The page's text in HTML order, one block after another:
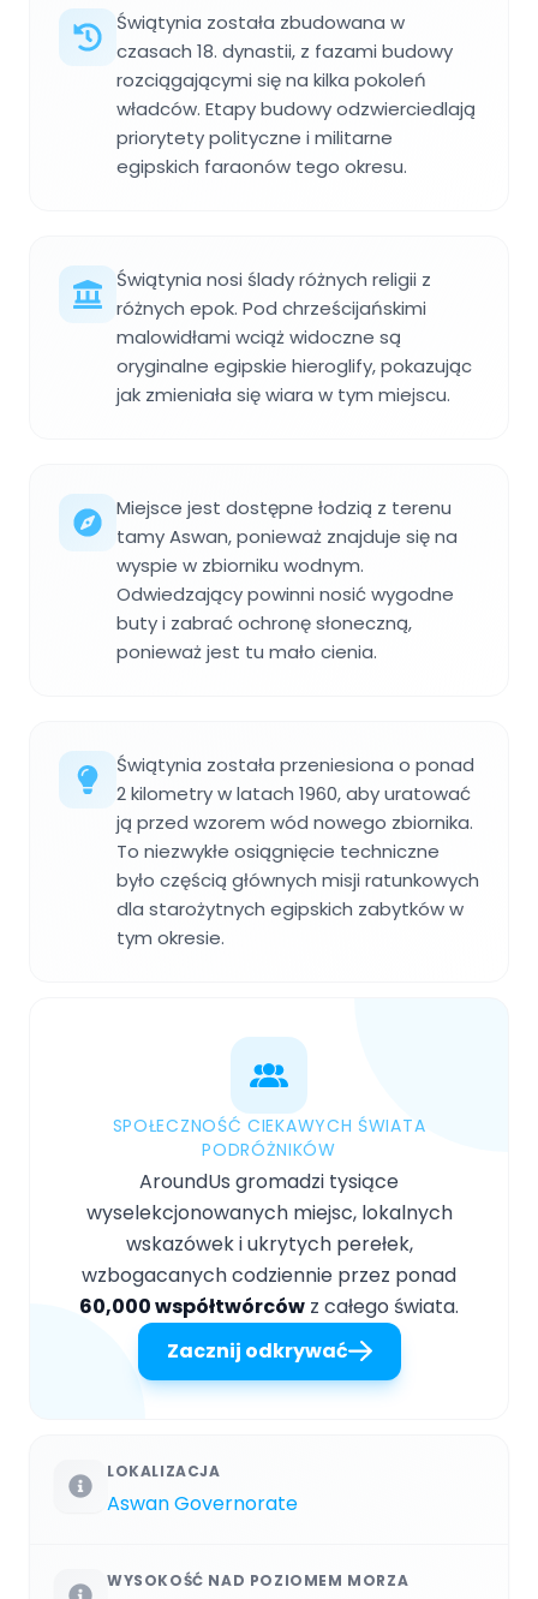
Świątynia została zbudowana w
czasach 18. dynastii, z fazami budowy
rozciągającymi się na kilka pokoleń
władców. Etapy budowy odzwierciedlają
priorytety polityczne i militarne
egipskich faraonów tego okresu.
Świątynia nosi ślady różnych religii z
różnych epok. Pod chrześcijańskimi
malowidłami wciąż widoczne są
oryginalne egipskie hieroglify, pokazując
jak zmieniała się wiara w tym miejscu.
Miejsce jest dostępne łodzią z terenu
tamy Aswan, ponieważ znajduje się na
wyspie w zbiorniku wodnym.
Odwiedzający powinni nosić wygodne
buty i zabrać ochronę słoneczną,
ponieważ jest tu mało cienia.
Świątynia została przeniesiona o ponad
2 kilometry w latach 1960, aby uratować
ją przed wzorem wód nowego zbiornika.
To niezwykłe osiągnięcie techniczne
było częścią głównych misji ratunkowych
dla starożytnych egipskich zabytków w
tym okresie.
SPOŁECZNOŚĆ CIEKAWYCH ŚWIATA
PODRÓŻNIKÓW
AroundUs gromadzi tysiące
wyselekcjonowanych miejsc, lokalnych
wskazówek i ukrytych perełek,
wzbogacanych codziennie przez ponad
60,000 współtwórców z całego świata.
Zacznij odkrywać
LOKALIZACJA
Aswan Governorate
WYSOKOŚĆ NAD POZIOMEM MORZA